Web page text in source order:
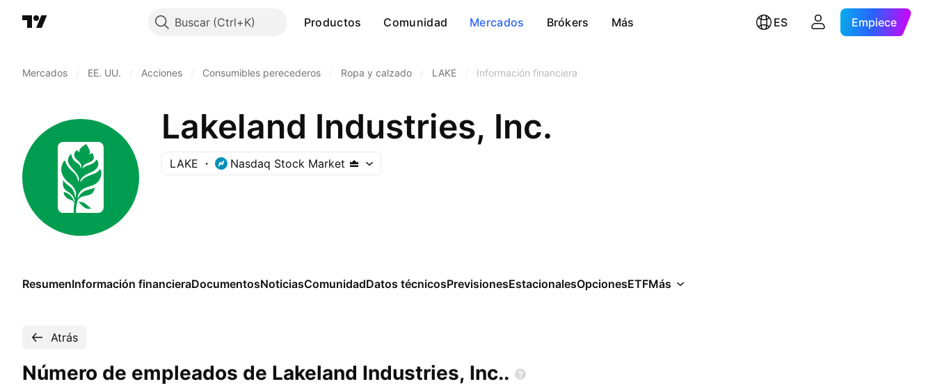
Buscar Productos Comunidad Mercados Brókers Más ES Empiece
Mercados EE. UU. Acciones Consumibles perecederos Ropa y calzado LAKE Información financiera
Lakeland Industries, Inc.
LAKE Nasdaq Stock Market
ResumenInformación financieraDocumentosNoticiasComunidadDatos técnicosPrevisionesEstacionalesOpcionesETFMás
Atrás
Número de empleados de Lakeland Industries, Inc..